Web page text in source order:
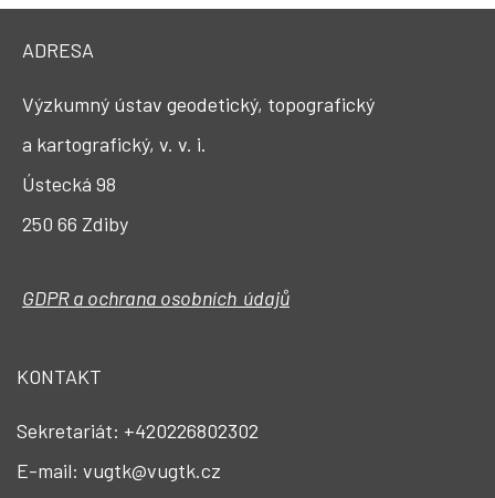
ADRESA
Výzkumný ústav geodetický, topografický
a kartografický, v. v. i.
Ústecká 98
250 66 Zdiby
GDPR a ochrana osobních údajů
KONTAKT
Sekretariát: +420226802302
E-mail: vugtk@vugtk.cz